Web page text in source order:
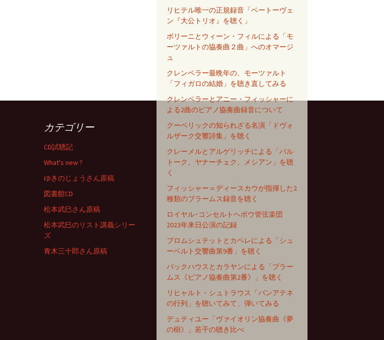
リヒテル唯一の正規録音「ベートーヴェ
ン『大公トリオ』を聴く」
ポリーニとウィーン・フィルによる「モ
ーツァルトの協奏曲２曲」へのオマージ
ュ
クレンペラー最晩年の、モーツァルト
「フィガロの結婚」を聴き直してみる
クレンペラーとアニー・フィッシャーに
よる2曲のピアノ協奏曲録音について
クーベリックの知られざる名演「ドヴォ
ルザーク交響詩集」を聴く
クレーメルとアルゲリッチによる「バル
トーク、ヤナーチェク、メシアン」を聴
く
フィッシャー＝ディースカウが指揮した2
種類のブラームス録音を聴く
ロイヤル･コンセルトヘボウ管弦楽団
2023年来日公演の記録
ブロムシュテットとカペレによる「シュ
ーベルト交響曲第9番」を聴く
バックハウスとカラヤンによる「ブラー
ムス《ピアノ協奏曲第2番》」を聴く
リヒャルト・シュトラウス「パンアテネ
の行列」を聴いてみて、弾いてみる
デュティユー「ヴァイオリン協奏曲《夢
の樹》」若干の聴き比べ
カテゴリー
CD試聴記
What's new ?
ゆきのじょうさん原稿
図書館CD
松本武巳さん原稿
松本武巳のリスト講義シリー
ズ
青木三十郎さん原稿